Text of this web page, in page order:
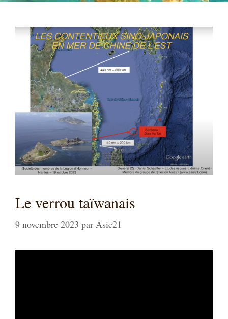
Le verrou taïwanais
9 novembre 2023 par Asie21